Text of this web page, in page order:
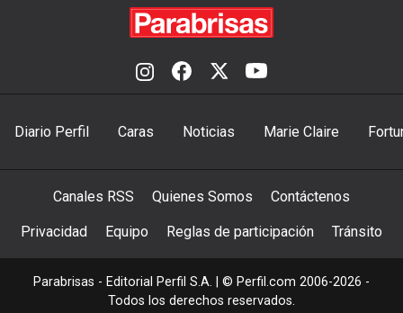
Diario Perfil Caras Noticias Marie Claire
Canales RSS Quienes Somos Contáctenos
Privacidad Equipo Reglas de participación Tránsito
Parabrisas - Editorial Perfil S.A. | © Perfil.com 2006-2026 -
Todos los derechos reservados.